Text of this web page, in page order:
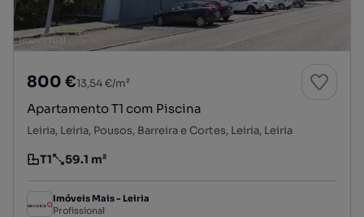
800 €13,54 €/m²
Apartamento T1 com Piscina
Leiria, Leiria, Pousos, Barreira e Cortes, Leiria, Leiria
Tipologia
T1
Preço por metro quadrado
59.1 m²
Imóveis Mais - Leiria
Profissional